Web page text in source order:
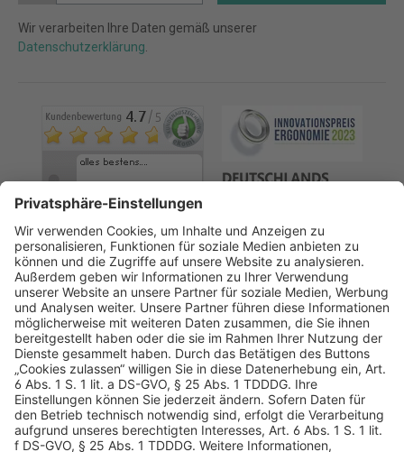
Wir verarbeiten Ihre Daten gemäß unserer
Datenschutzerklärung
AGB Datenschutz
Impressum
Sicherheitshinweis
Compliance